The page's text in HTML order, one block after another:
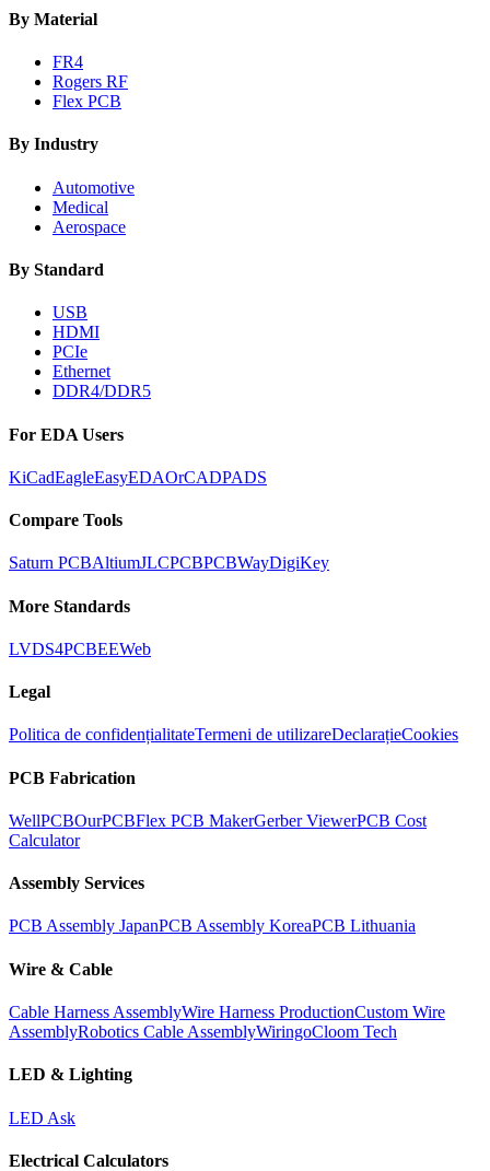
By Material
FR4
Rogers RF
Flex PCB
By Industry
Automotive
Medical
Aerospace
By Standard
USB
HDMI
PCIe
Ethernet
DDR4/DDR5
For EDA Users
KiCadEagleEasyEDAOrCADPADS
Compare Tools
Saturn PCBAltiumJLCPCBPCBWayDigiKey
More Standards
LVDS4PCBEEWeb
Legal
Politica de confidențialitateTermeni de utilizareDeclarațieCookies
PCB Fabrication
WellPCBOurPCBFlex PCB MakerGerber ViewerPCB Cost
Calculator
Assembly Services
PCB Assembly JapanPCB Assembly KoreaPCB Lithuania
Wire & Cable
Cable Harness AssemblyWire Harness ProductionCustom Wire
AssemblyRobotics Cable AssemblyWiringoCloom Tech
LED & Lighting
LED Ask
Electrical Calculators